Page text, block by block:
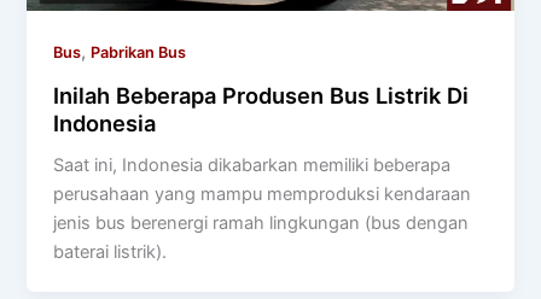
Bus, Pabrikan Bus
Inilah Beberapa Produsen Bus Listrik Di
Indonesia
Saat ini, Indonesia dikabarkan memiliki beberapa
perusahaan yang mampu memproduksi kendaraan
jenis bus berenergi ramah lingkungan (bus dengan
baterai listrik).